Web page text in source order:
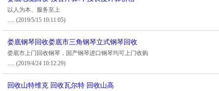
以人为本、服务至上
..... (2019/5/15 10:11:05)
娄底钢琴回收娄底市三角钢琴立式钢琴回收
娄底市上门回收钢琴，国产钢琴进口钢琴均可上门收购
..... (2019/4/24 10:12:29)
回收山特维克 回收瓦尔特 回收山高